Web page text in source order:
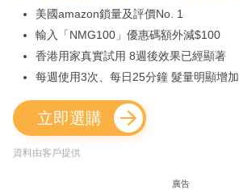
美國amazon鎖量及評價No. 1
輸入「NMG100」優惠碼額外減$100
香港用家真實試用 8週後效果已經顯著
每週使用3次、每日25分鐘 髮量明顯增加
立即選購
資料由客戶提供
廣告